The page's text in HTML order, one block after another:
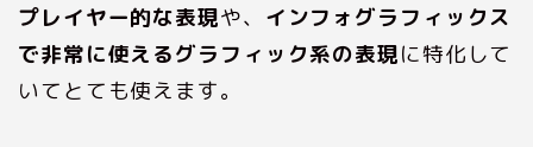
プレイヤー的な表現や、 インフォグラフィックス
で非常に使えるグラフィック系の表現に特化して
いてとても使えます。